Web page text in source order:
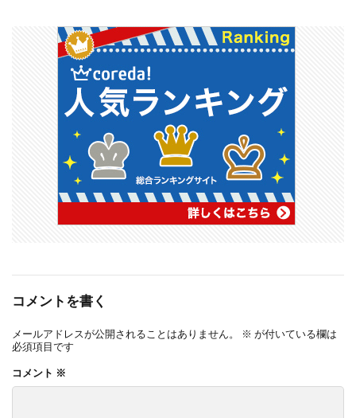
コメントを書く
メールアドレスが公開されることはありません。 ※ が付いている欄は
必須項目です
コメント ※